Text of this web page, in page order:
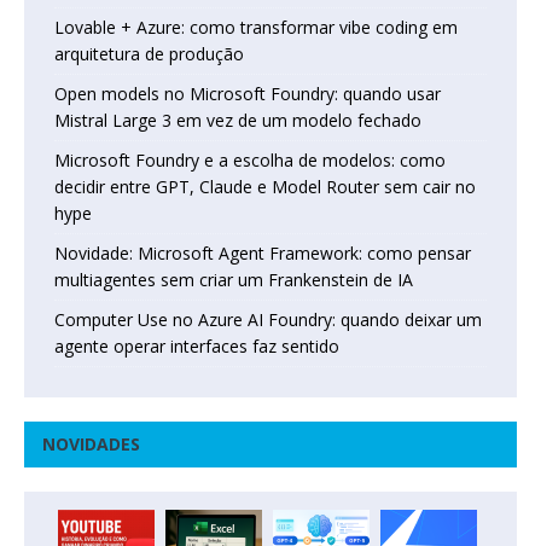
Lovable + Azure: como transformar vibe coding em
arquitetura de produção
Open models no Microsoft Foundry: quando usar
Mistral Large 3 em vez de um modelo fechado
Microsoft Foundry e a escolha de modelos: como
decidir entre GPT, Claude e Model Router sem cair no
hype
Novidade: Microsoft Agent Framework: como pensar
multiagentes sem criar um Frankenstein de IA
Computer Use no Azure AI Foundry: quando deixar um
agente operar interfaces faz sentido
NOVIDADES